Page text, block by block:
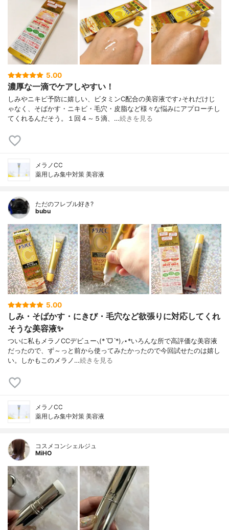
5.00
濃厚な一滴でケアしやすい！
しみやニキビ予防に嬉しい、ビタミンC配合の美容液です♪それだけじ
ゃなく、そばかす・ニキビ・毛穴・皮脂など様々な悩みにアプローチし
てくれるんだそう。１回４～５滴、…続きを見る
メラノCC
薬用しみ集中対策 美容液
ただのフレブル好き?
bubu
5.00
しみ・そばかす・にきび・毛穴など欲張りに対応してくれ
そうな美容液✨
ついに私もメラノCCデビュー⸜(*ˊᗜˋ*)⸝⋆*いろんな所で高評価な美容液
だったので、ず～っと前から使ってみたかったので今回試せたのは嬉し
い。しかもこのメラノ…続きを見る
メラノCC
薬用しみ集中対策 美容液
コスメコンシェルジュ
MiHO